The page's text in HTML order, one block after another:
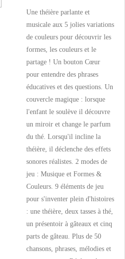
Une théière parlante et
musicale aux 5 jolies variations
de couleurs pour découvrir les
formes, les couleurs et le
partage ! Un bouton Cœur
pour entendre des phrases
éducatives et des questions. Un
couvercle magique : lorsque
l'enfant le soulève il découvre
un miroir et change le parfum
du thé. Lorsqu'il incline la
théière, il déclenche des effets
sonores réalistes. 2 modes de
jeu : Musique et Formes &
Couleurs. 9 éléments de jeu
pour s'inventer plein d'histoires
: une théière, deux tasses à thé,
un présentoir à gâteaux et cinq
parts de gâteau. Plus de 50
chansons, phrases, mélodies et